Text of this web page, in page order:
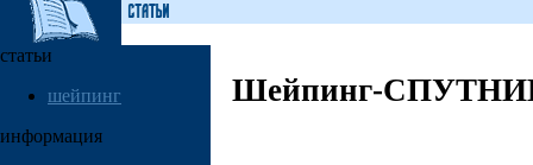
статьи
шейпинг
информация
Шейпинг-